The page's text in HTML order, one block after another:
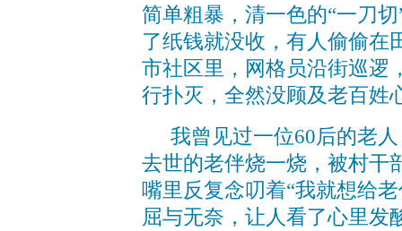
简单粗暴，清一色的“一刀
了纸钱就没收，有人偷偷在
市社区里，网格员沿街巡逻
行扑灭，全然没顾及老百姓
我曾见过一位60后的老
去世的老伴烧一烧，被村干
嘴里反复念叨着“我就想给
屈与无奈，让人看了心里发